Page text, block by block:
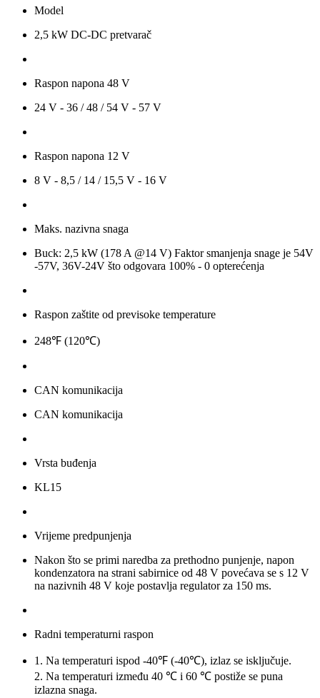
Model
2,5 kW DC-DC pretvarač
Raspon napona 48 V
24 V - 36 / 48 / 54 V - 57 V
Raspon napona 12 V
8 V - 8,5 / 14 / 15,5 V - 16 V
Maks. nazivna snaga
Buck: 2,5 kW (178 A @14 V) Faktor smanjenja snage je 54V
-57V, 36V-24V što odgovara 100% - 0 opterećenja
Raspon zaštite od previsoke temperature
248℉ (120℃)
CAN komunikacija
CAN komunikacija
Vrsta buđenja
KL15
Vrijeme predpunjenja
Nakon što se primi naredba za prethodno punjenje, napon
kondenzatora na strani sabirnice od 48 V povećava se s 12 V
na nazivnih 48 V koje postavlja regulator za 150 ms.
Radni temperaturni raspon
1. Na temperaturi ispod -40℉ (-40℃), izlaz se isključuje.
2. Na temperaturi između 40 ℃ i 60 ℃ postiže se puna
izlazna snaga.